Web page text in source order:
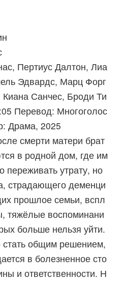
Пертиус Далтон, Лиа
Эдвардс, Марц Форг
Санчес, Броди Ти
Перевод: Многоголос
Драма, 2025
смерти матери брат
в родной дом, где им
переживать утрату, но
страдающего деменци
прошлое семьи, вспл
тяжёлые воспоминани
больше нельзя уйти.
общим решением,
в болезненное сто
и ответственности. Н